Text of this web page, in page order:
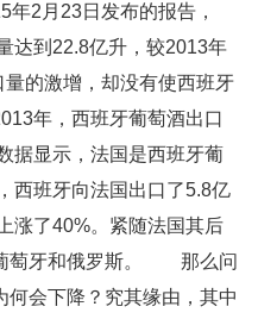
年2月23日发布的报告，
达到22.8亿升，较2013年
的激增，却没有使西班牙
年，西班牙葡萄酒出口
显示，法国是西班牙葡
西班牙向法国出口了5.8亿
涨了40%。紧随法国其后
萄牙和俄罗斯。 那么问
会下降？究其缘由，其中